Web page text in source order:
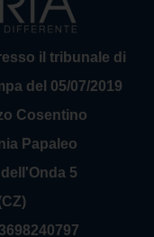
il tribunale di
del 05/07/2019
Cosentino
Papaleo
5